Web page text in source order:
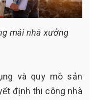
mái nhà xưởng
và quy mô sản
định thi công nhà